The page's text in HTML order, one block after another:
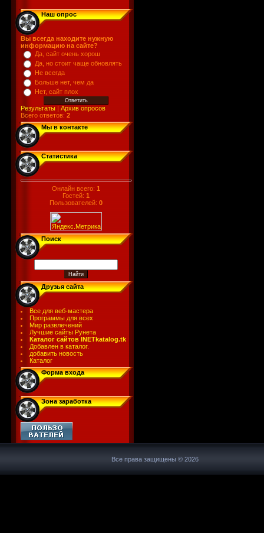
Наш опрос
Вы всегда находите нужную
информацию на сайте?
Да, сайт очень хорош
Да, но стоит чаще обновлять
Не всегда
Больше нет, чем да
Нет, сайт плох
Результаты | Архив опросов
Всего ответов: 2
Мы в контакте
Статистика
Онлайн всего: 1
Гостей: 1
Пользователей: 0
Поиск
Друзья сайта
Все для веб-мастера
Программы для всех
Мир развлечений
Лучшие сайты Рунета
Каталог сайтов INETkatalog.tk
Добавлен в каталог.
добавить новость
Каталог
Форма входа
Зона заработка
Все права защищены © 2026